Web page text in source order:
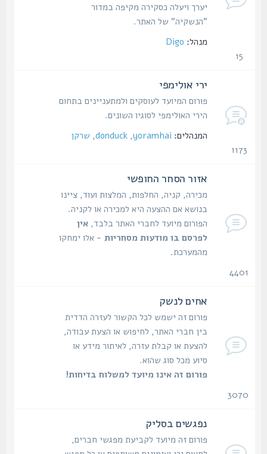
יערך ויעלה כסקירה מקיפה במדור
"הנשקיה" של האתר.
מנהל: Digo
ירי אולימפי
פורום המיועד לעוסקים ולמתעניינים בתחום
הירי האולימפי לסוגיו השונים.
המנהלים: yoramhai
,
donduck
,שרקן
אזור הסחר החופשי
מכירה, קניה, החלפות, המלצות ועוד, ציינו
בנושא אם ההצעה היא למכירה או לקניה.
הפורום מיועד לחברי האתר בלבד,אין
לפרסם בו מודעות מסחריות- אלו ימחקו
מהמערכת.
אחים לנשק
פורום זה ישמש לכל הקשור לעזרה הדדית
בין חברי האתר, לחיפוש או הצעת עבודה,
להצעת או קבלת עזרה, לאיתור מידע או
סיוע מכל סוג שהוא.
פורום זה אינו מיועד למשלוח בדיחות!
3070
נפגשים בסליק
פורום זה מיועד לקביעת מפגשי חברים,